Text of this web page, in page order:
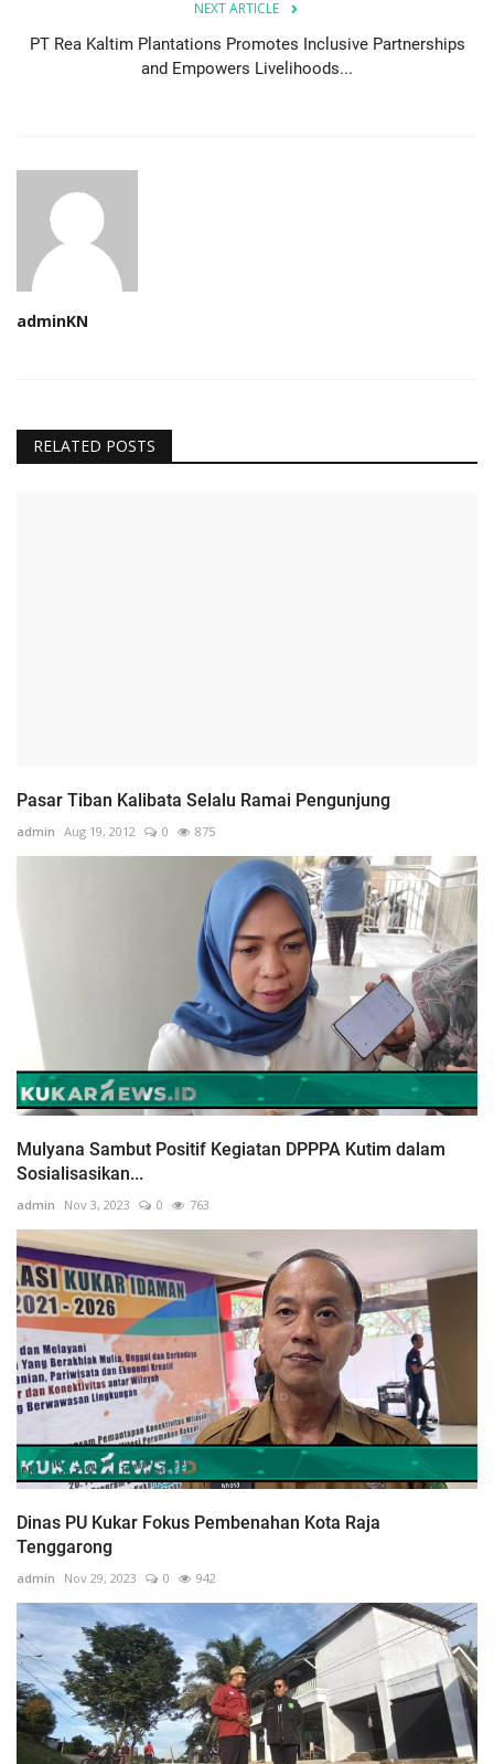
NEXT ARTICLE
PT Rea Kaltim Plantations Promotes Inclusive Partnerships
and Empowers Livelihoods...
adminKN
RELATED POSTS
Pasar Tiban Kalibata Selalu Ramai Pengunjung
admin Aug 19, 2012 0 875
Mulyana Sambut Positif Kegiatan DPPPA Kutim dalam
Sosialisasikan...
admin Nov 3, 2023 0 763
Dinas PU Kukar Fokus Pembenahan Kota Raja
Tenggarong
admin Nov 29, 2023 0 942